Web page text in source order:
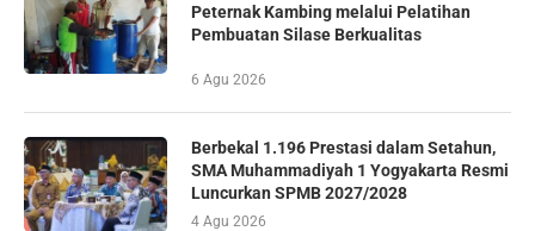
Peternak Kambing melalui Pelatihan
Pembuatan Silase Berkualitas
6 Agu 2026
Berbekal 1.196 Prestasi dalam Setahun,
SMA Muhammadiyah 1 Yogyakarta Resmi
Luncurkan SPMB 2027/2028
4 Agu 2026